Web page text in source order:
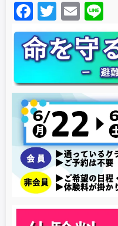
F
a
c
e
b
o
o
k
T
wi
tt
er
E
m
ail
n
e